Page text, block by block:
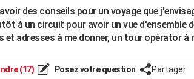
des conseils pour un voyage que
à un circuit pour avoir un vue d'ensemble
et adresses à me donner, un tour opérator à
(17) Posez votre question Partager